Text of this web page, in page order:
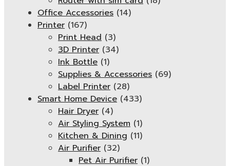
Office Accessories (14)
Printer (167)
Print Head (3)
3D Printer (34)
Ink Bottle (1)
Supplies & Accessories (69)
Label Printer (28)
Smart Home Device (433)
Hair Dryer (4)
Air Styling System (1)
Kitchen & Dining (11)
Air Purifier (32)
Pet Air Purifier (1)